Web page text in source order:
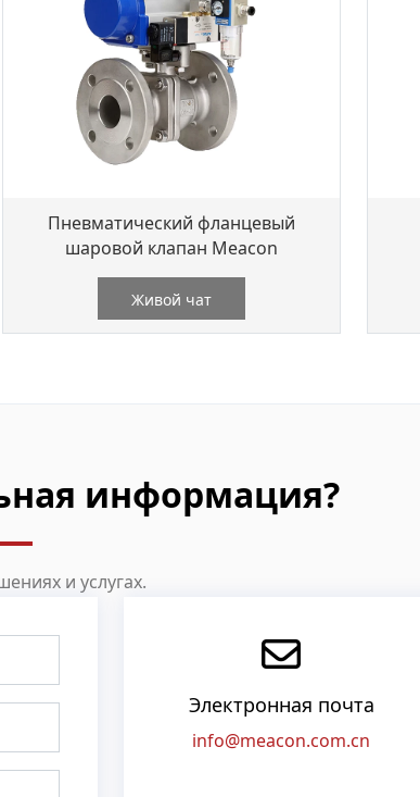
Пневматический фланцевый
шаровой клапан Meacon
Живой чат
информация?
и услугах.
Электронная почта
info@meacon.com.cn